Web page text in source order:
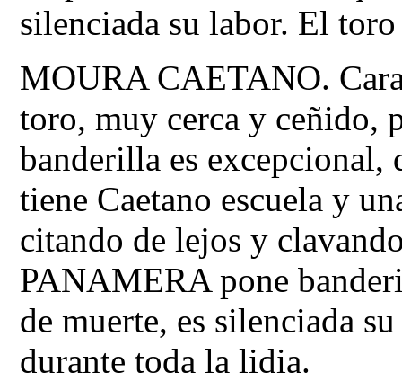
silenciada su labor. El
MOURA CAETANO.
toro, muy cerca y ceñido,
banderilla es excepcional,
tiene Caetano escuela y
citando de lejos y
PANAMERA pone
de muerte, es silenciada
durante toda la lidia.